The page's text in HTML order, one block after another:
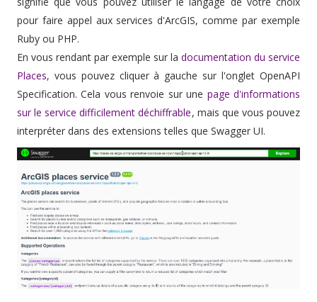
pour faire appel aux services d'ArcGIS, comme par exemple
Ruby ou PHP.
En vous rendant par exemple sur ladocumentation du service
Places, vous pouvez cliquer à gauche sur l'onglet OpenAPI
Specification. Cela vous renvoie sur une page d'informations
sur le service difficilement déchiffrable, mais que vous pouvez
interpréter dans des extensions telles que Swagger UI.